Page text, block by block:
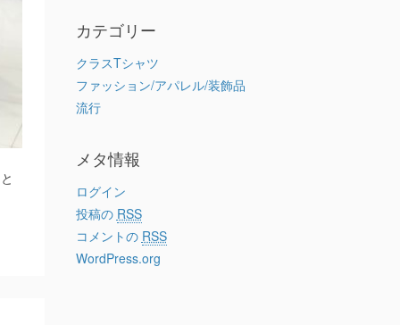
カテゴリー
クラスTシャツ
ファッション/アパレル/装飾品
流行
メタ情報
ログイン
投稿の RSS
コメントの RSS
WordPress.org